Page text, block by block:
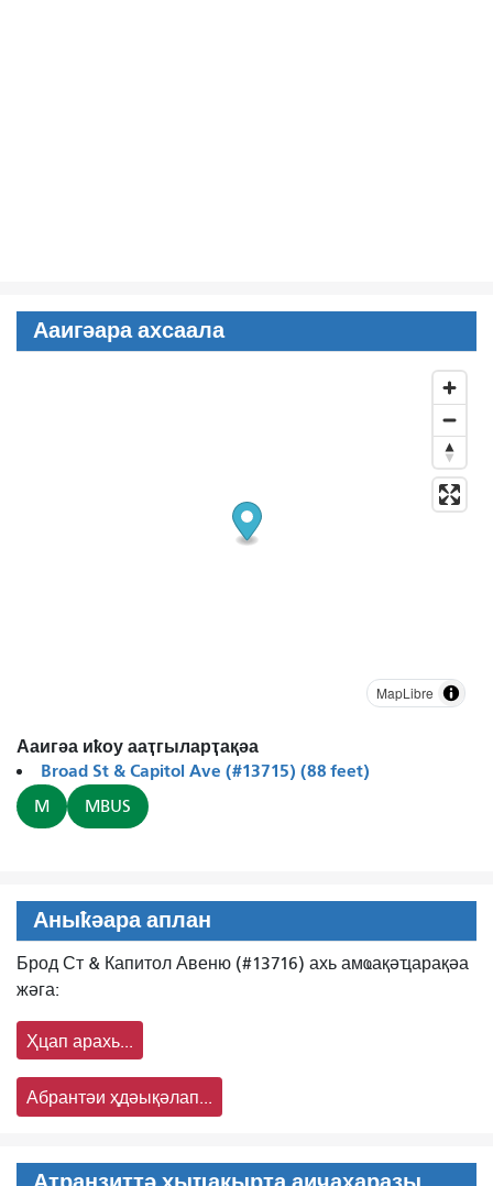
Ааигәара ахсаала
MapLibre
Ааигәа иҟоу ааҭгыларҭақәа
Broad St & Capitol Ave (#13715) (88 feet)
M MBUS
Аныҟәара аплан
Брод Ст & Капитол Авеню (#13716) ахь амҩақәҵарақәа
жәга:
Ҳцап арахь...
Абрантәи ҳдәықәлап...